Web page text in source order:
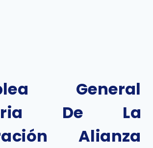
General
De La
Alianza